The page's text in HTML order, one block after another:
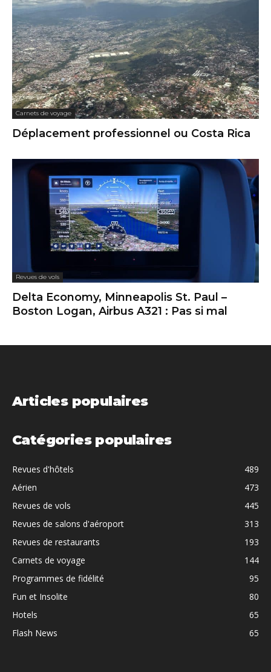
Carnets de voyage
Déplacement professionnel ou Costa Rica
Revues de vols
Delta Economy, Minneapolis St. Paul –
Boston Logan, Airbus A321 : Pas si mal
Articles populaires
Catégories populaires
Revues d'hôtels
489
Aérien
473
Revues de vols
445
Revues de salons d'aéroport
313
Revues de restaurants
193
Carnets de voyage
144
Programmes de fidélité
95
Fun et Insolite
80
Hotels
65
Flash News
65